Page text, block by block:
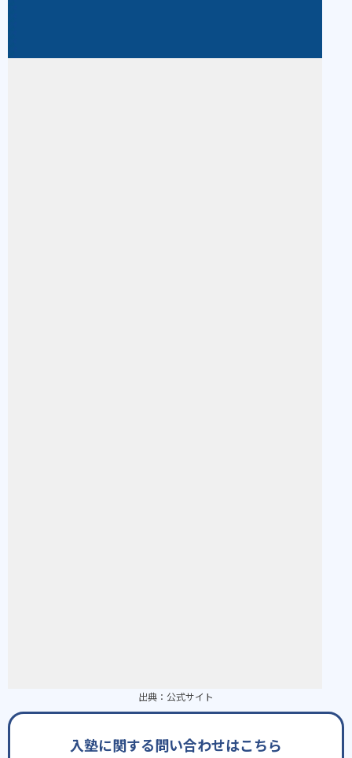
出典： 公式サイト
入塾に関する問い合わせはこちら